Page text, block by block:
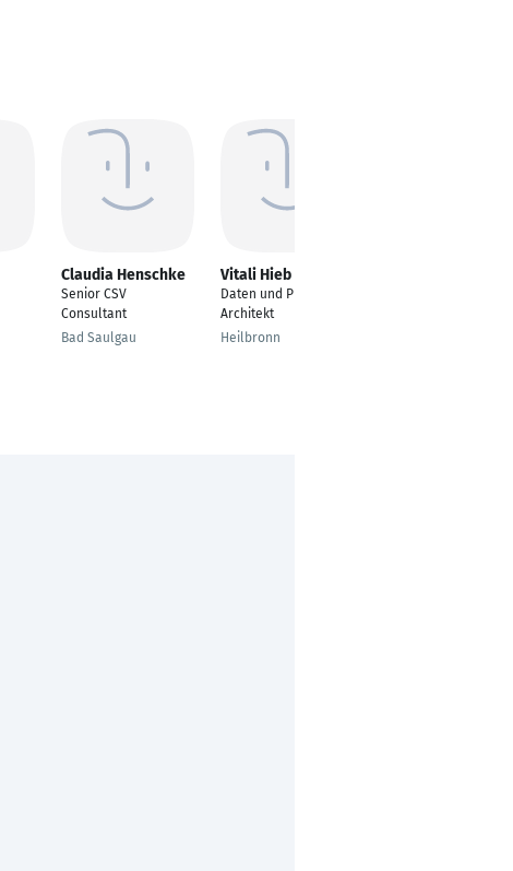
Claudia Henschke
Senior CSV
Consultant
Bad Saulgau
Vitali Hieb
Daten und Prozess-
Architekt
Heilbronn